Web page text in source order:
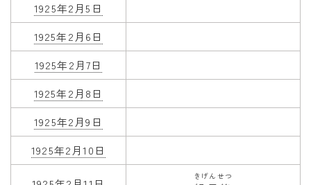
紋切り遊び
折り紙・切り紙
1925年2月5日
1925年2月6日
1925年2月7日
1925年2月8日
1925年2月9日
1925年2月10日
きげんせつ